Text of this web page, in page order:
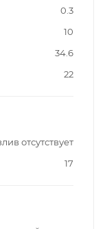
0.3
10
34.6
22
отсутствует
17